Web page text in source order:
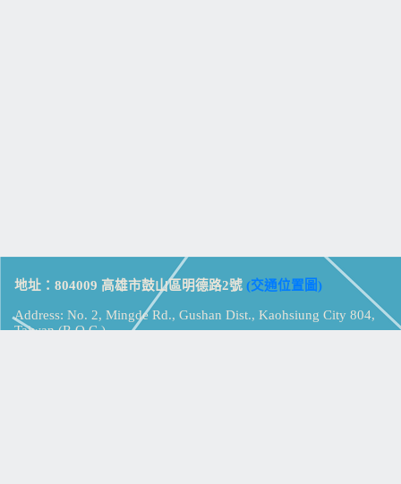
地址：804009 高雄市鼓山區明德路2號 (交通位置圖)
Address: No. 2, Mingde Rd., Gushan Dist., Kaohsiung City 804,
Taiwan (R.O.C.)